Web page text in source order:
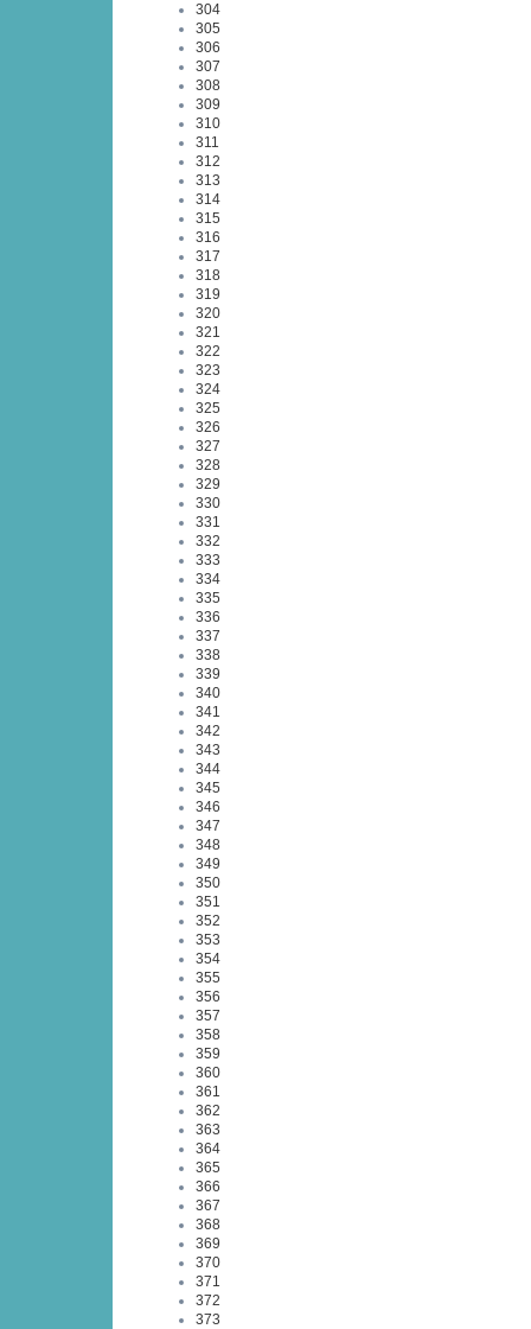
304
305
306
307
308
309
310
311
312
313
314
315
316
317
318
319
320
321
322
323
324
325
326
327
328
329
330
331
332
333
334
335
336
337
338
339
340
341
342
343
344
345
346
347
348
349
350
351
352
353
354
355
356
357
358
359
360
361
362
363
364
365
366
367
368
369
370
371
372
373